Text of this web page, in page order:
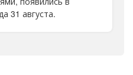
31 августа.